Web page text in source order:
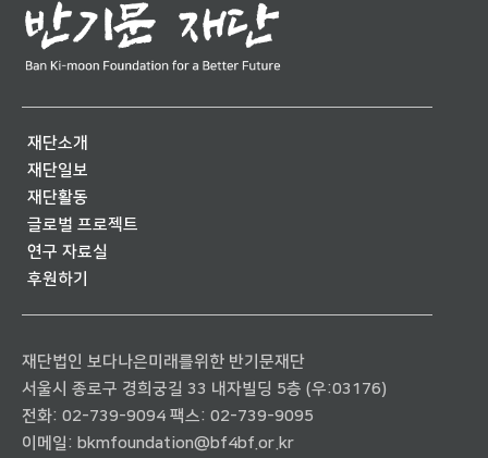
재단소개
재단일보
재단활동
글로벌 프로젝트
연구 자료실
후원하기
재단법인 보다나은미래를위한 반기문재단
서울시 종로구 경희궁길 33 내자빌딩 5층 (우:03176)
전화: 02-739-9094 팩스: 02-739-9095
이메일: bkmfoundation@bf4bf.or.kr